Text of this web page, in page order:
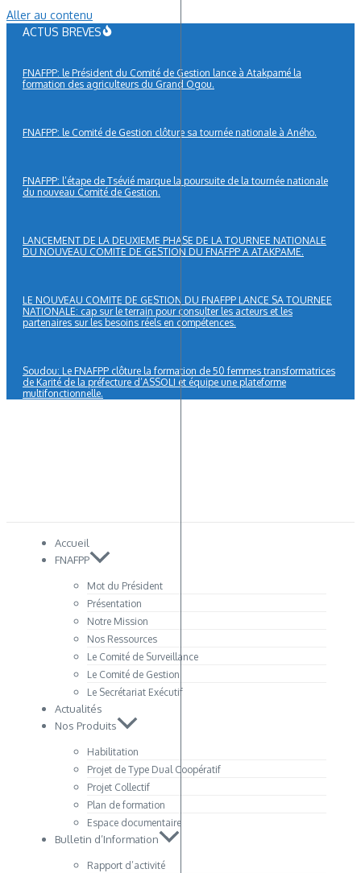
Aller au contenu
ACTUS BREVES
FNAFPP: le Président du Comité de Gestion lance à Atakpamé la
formation des agriculteurs du Grand Ogou.
FNAFPP: le Comité de Gestion clôture sa tournée nationale à Aného.
FNAFPP: l’étape de Tsévié marque la poursuite de la tournée nationale
du nouveau Comité de Gestion.
LANCEMENT DE LA DEUXIEME PHASE DE LA TOURNEE NATIONALE
DU NOUVEAU COMITE DE GESTION DU FNAFPP A ATAKPAME.
LE NOUVEAU COMITE DE GESTION DU FNAFPP LANCE SA TOURNEE
NATIONALE: cap sur le terrain pour consulter les acteurs et les
partenaires sur les besoins réels en compétences.
Soudou: Le FNAFPP clôture la formation de 50 femmes transformatrices
de Karité de la préfecture d’ASSOLI et équipe une plateforme
multifonctionnelle.
Accueil
FNAFPP
Mot du Président
Présentation
Notre Mission
Nos Ressources
Le Comité de Surveillance
Le Comité de Gestion
Le Secrétariat Exécutif
Actualités
Nos Produits
Habilitation
Projet de Type Dual Coopératif
Projet Collectif
Plan de formation
Espace documentaire
Bulletin d’Information
Rapport d’activité